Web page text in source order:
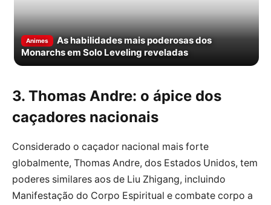
Animes
As habilidades mais poderosas dos
Monarchs em Solo Leveling reveladas
3. Thomas Andre: o ápice dos
caçadores nacionais
Considerado o caçador nacional mais forte
globalmente, Thomas Andre, dos Estados Unidos, tem
poderes similares aos de Liu Zhigang, incluindo
Manifestação do Corpo Espiritual e combate corpo a